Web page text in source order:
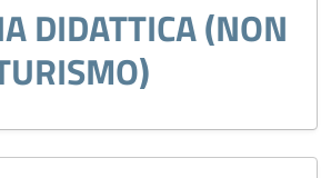
DIDATTICA (NON